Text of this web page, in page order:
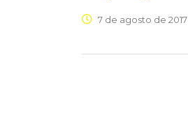
7 de agosto de 2017